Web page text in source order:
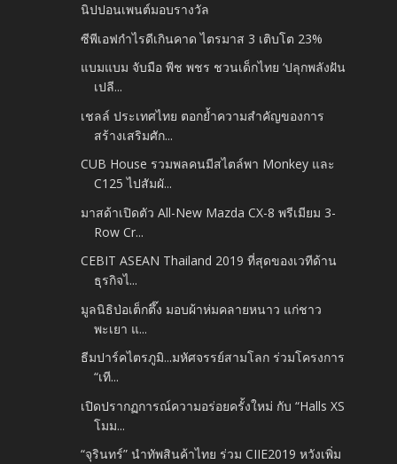
นิปปอนเพนต์มอบรางวัล
ซีพีเอฟกำไรดีเกินคาด ไตรมาส 3 เติบโต 23%
แบมแบม จับมือ พีช พชร ชวนเด็กไทย ‘ปลุกพลังฝัน
เปลี...
เชลล์ ประเทศไทย ตอกย้ำความสำคัญของการ
สร้างเสริมศัก...
CUB House รวมพลคนมีสไตล์พา Monkey และ
C125 ไปสัมผั...
มาสด้าเปิดตัว All-New Mazda CX-8 พรีเมียม 3-
Row Cr...
CEBIT ASEAN Thailand 2019 ที่สุดของเวทีด้าน
ธุรกิจไ...
มูลนิธิป่อเต็กตึ๊ง มอบผ้าห่มคลายหนาว แก่ชาว
พะเยา แ...
ธีมปาร์คไตรภูมิ...มหัศจรรย์สามโลก ร่วมโครงการ
“เที...
เปิดปรากฏการณ์ความอร่อยครั้งใหม่ กับ “Halls XS
โมม...
“จุรินทร์” นำทัพสินค้าไทย ร่วม CIIE2019 หวังเพิ่ม